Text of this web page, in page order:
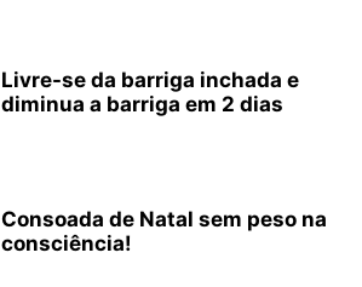
Livre-se da barriga inchada e
diminua a barriga em 2 dias
Consoada de Natal sem peso na
consciência!